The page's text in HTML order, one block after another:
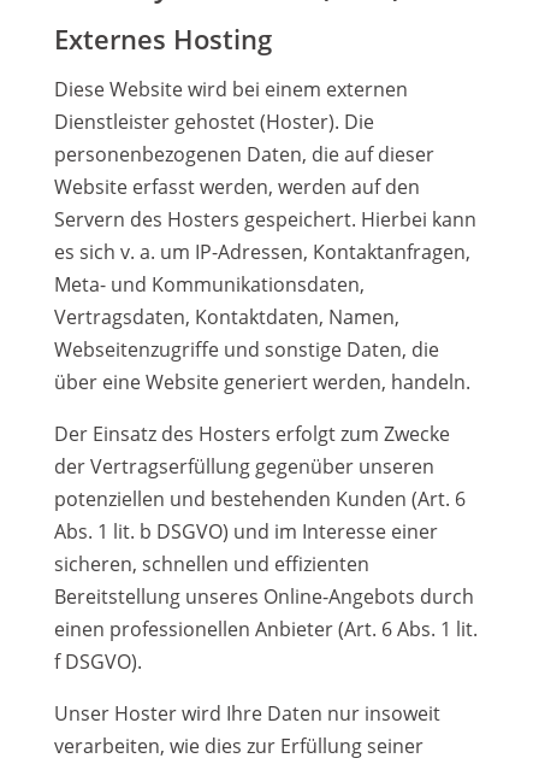
Externes Hosting
Diese Website wird bei einem externen
Dienstleister gehostet (Hoster). Die
personenbezogenen Daten, die auf dieser
Website erfasst werden, werden auf den
Servern des Hosters gespeichert. Hierbei kann
es sich v. a. um IP-Adressen, Kontaktanfragen,
Meta- und Kommunikationsdaten,
Vertragsdaten, Kontaktdaten, Namen,
Webseitenzugriffe und sonstige Daten, die
über eine Website generiert werden, handeln.
Der Einsatz des Hosters erfolgt zum Zwecke
der Vertragserfüllung gegenüber unseren
potenziellen und bestehenden Kunden (Art. 6
Abs. 1 lit. b DSGVO) und im Interesse einer
sicheren, schnellen und effizienten
Bereitstellung unseres Online-Angebots durch
einen professionellen Anbieter (Art. 6 Abs. 1 lit.
f DSGVO).
Unser Hoster wird Ihre Daten nur insoweit
verarbeiten, wie dies zur Erfüllung seiner